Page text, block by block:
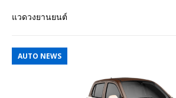
แวดวงยานยนต์
AUTO NEWS